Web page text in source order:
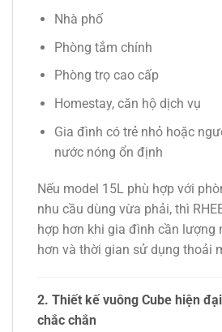
Nhà phố
Phòng tắm chính
Phòng trọ cao cấp
Homestay, căn hộ dịch vụ
Gia đình có trẻ nhỏ hoặc
nước nóng ổn định
Nếu model 15L phù hợp với
nhu cầu dùng vừa phải, thì
hợp hơn khi gia đình cần lượng
hơn và thời gian sử dụng thoải
2. Thiết kế vuông Cube hiện
chắc chắn